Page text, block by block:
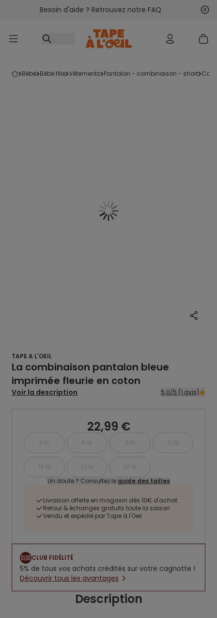
Accéder au contenu
Besoin d'aide ? Retrouvez notre FAQ
bébé bébé fille vêtements pantalon - combinaison - short
TAPE A L'OEIL
La combinaison pantalon bleue
imprimée fleurie en coton
Voir la description 5.0/5 (1 avis)
22,99 €
3 M 6 M 9 M 12 M
18 M 23 M
36 M
Un doute ? Consultez le guide des tailles
Livraison offerte en magasin dès 10€ d'achat
Retour & échanges gratuits toute la saison
Vendu et expédié par Tape à l'Oeil
CLUB FIDÉLITÉ
5% de tous vos achats crédités sur votre cagnotte !
Découvrir tous les avantages
Description